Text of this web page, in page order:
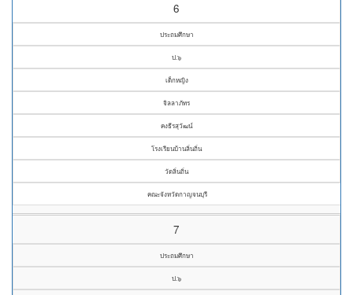
6
ประถมศึกษา
ป.๖
เด็กหญิง
จิลลาภัทร
คงธีรสุวัฒน์
โรงเรียนบ้านลิ่นถิ่น
วัดลิ่นถิ่น
คณะจังหวัดกาญจนบุรี
7
ประถมศึกษา
ป.๖